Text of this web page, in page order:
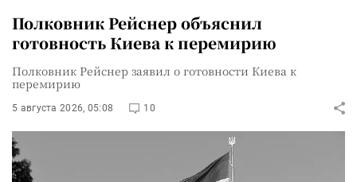
Полковник Рейснер объяснил
готовность Киева к перемирию
Полковник Рейснер заявил о готовности Киева к
перемирию
5 августа 2026, 05:08 10